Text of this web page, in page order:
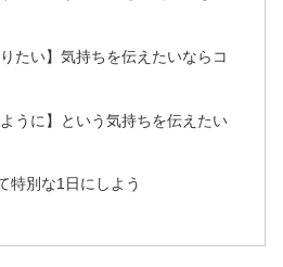
たい】気持ちを伝えたいならコ
うに】という気持ちを伝えたい
特別な1日にしよう